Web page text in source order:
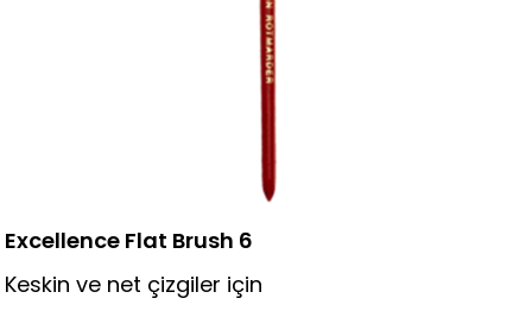
Excellence Flat Brush 6
Keskin ve net çizgiler için